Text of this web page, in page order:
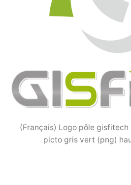
(Français) Logo pôle gisfitech
picto gris vert (png)